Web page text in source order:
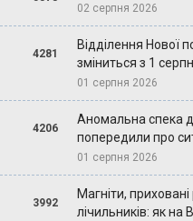
02 серпня 2026
4281
Відділення
зміниться з 1
01 серпня 2026
4206
Аномальна спека
попередили про
01 серпня 2026
3992
Магніти,
лічильників: як на